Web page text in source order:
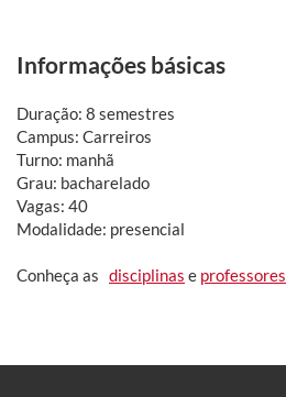
Informações básicas
Duração: 8 semestres
Campus: Carreiros
Turno: manhã
Grau: bacharelado
Vagas: 40
Modalidade: presencial
Conheça as disciplinas e professores